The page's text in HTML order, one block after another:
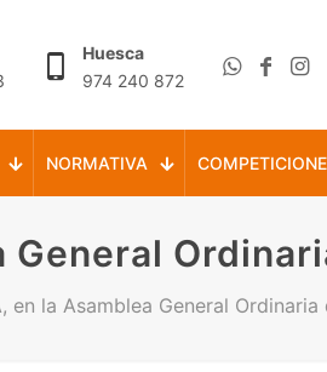
Huesca
974 240 872
NORMATIVA
en la Asamblea General Ordinaria